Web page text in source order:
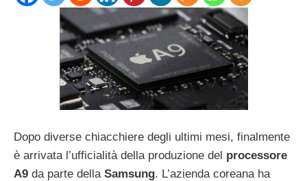
Dopo diverse chiacchiere degli ultimi mesi, finalmente
è arrivata l’ufficialità della produzione del processore
A9 da parte della Samsung. L’azienda coreana ha